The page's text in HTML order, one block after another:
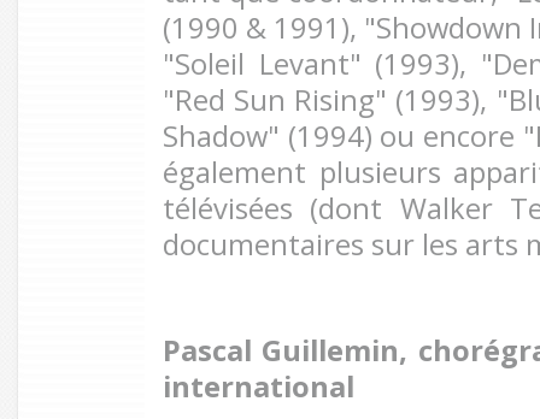
(1990 & 1991), "Showdown
"Soleil Levant" (1993),
"Red Sun Rising" (1993),
Shadow" (1994) ou encore
également plusieurs
télévisées (dont Walker
documentaires sur les arts
Pascal Guillemin,
international